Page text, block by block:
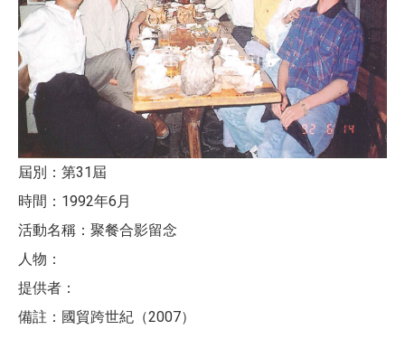
屆別：第31屆
時間：1992年6月
活動名稱：聚餐合影留念
人物：
提供者：
備註：國貿跨世紀（2007）